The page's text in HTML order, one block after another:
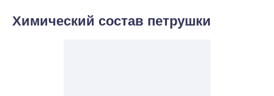
Химический состав петрушки